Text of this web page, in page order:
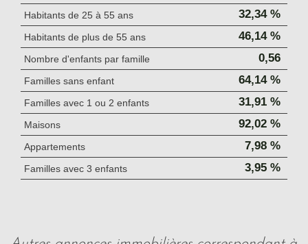
Habitants de 25 à 55 ans 32,34 %
Habitants de plus de 55 ans 46,14 %
Nombre d'enfants par famille 0,56
Familles sans enfant 64,14 %
Familles avec 1 ou 2 enfants 31,91 %
Maisons 92,02 %
Appartements 7,98 %
Familles avec 3 enfants 3,95 %